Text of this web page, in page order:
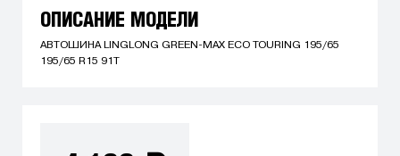
ОПИСАНИЕ МОДЕЛИ
АВТОШИНА LINGLONG GREEN-MAX ECO TOURING 195/65
195/65 R15 91T